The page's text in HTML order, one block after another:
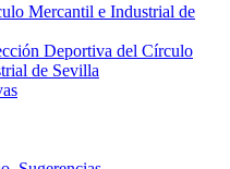
Mercantil e Industrial de
Deportiva del Círculo
de Sevilla